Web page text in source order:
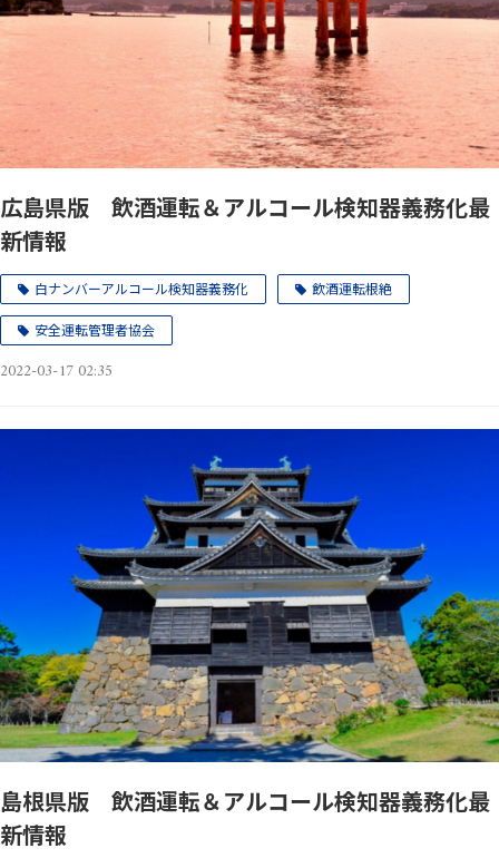
広島県版 飲酒運転＆アルコール検知器義務化最
新情報
白ナンバーアルコール検知器義務化 飲酒運転根絶
安全運転管理者協会
2022-03-17 02:35
島根県版 飲酒運転＆アルコール検知器義務化最
新情報